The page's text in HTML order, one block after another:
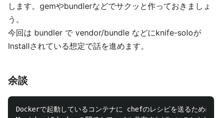
します。gemやbundlerなどでサクッと作っておきましょ
う。
今回は bundler で vendor/bundle などにknife-soloが
Installされている想定で話を進めます。
余談
Dockerで起動しているコンテナに chefのレシピを送るため